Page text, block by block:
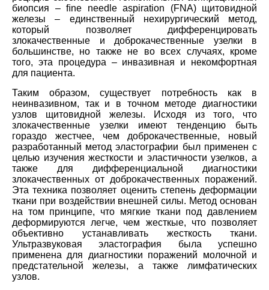
биопсия – ﬁne needle aspiration (FNA) щитовидной
железы – единственный нехирургический метод,
который позволяет дифференцировать
злокачественные и доброкачественные узелки в
большинстве, но также не во всех случаях, кроме
того, эта процедура – инвазивная и некомфортная
для пациента.
Таким образом, существует потребность как в
неинвазивном, так и в точном методе диагностики
узлов щитовидной железы. Исходя из того, что
злокачественные узелки имеют тенденцию быть
гораздо жестчее, чем доброкачественные, новый
разработанный метод эластографии был применен с
целью изучения жесткости и эластичности узелков, а
также для дифференциальной диагностики
злокачественных от доброкачественных поражений.
Эта техника позволяет оценить степень деформации
ткани при воздействии внешней силы. Метод основан
на том принципе, что мягкие ткани под давлением
деформируются легче, чем жесткые, что позволяет
объективно устанавливать жесткость ткани.
Ультразвуковая эластография была успешно
применена для диагностики поражений молочной и
предстательной железы, а также лимфатических
узлов.